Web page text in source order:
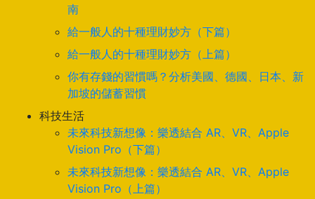
南
給一般人的十種理財妙方（下篇）
給一般人的十種理財妙方（上篇）
你有存錢的習慣嗎？分析美國、德國、日本、新
加坡的儲蓄習慣
科技生活
未來科技新想像：樂透結合 AR、VR、Apple
Vision Pro（下篇）
未來科技新想像：樂透結合 AR、VR、Apple
Vision Pro（上篇）